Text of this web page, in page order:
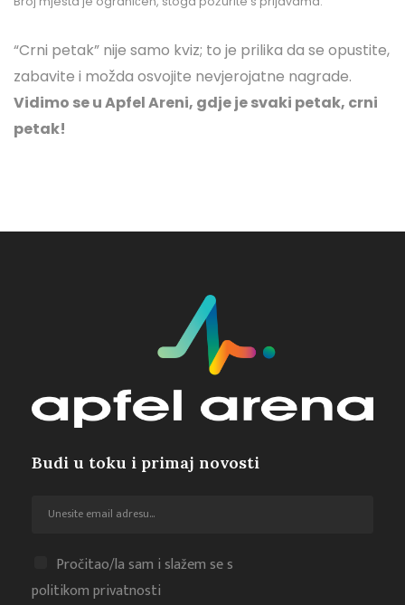
“Crni petak” nije samo kviz; to je prilika da se opustite,
zabavite i možda osvojite nevjerojatne nagrade.
Vidimo se u Apfel Areni, gdje je svaki petak, crni
petak!
Budi u toku i primaj novosti
Pročitao/la sam i slažem se s
politikom privatnosti